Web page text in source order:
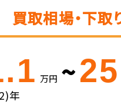
買取相場・下取
万円 ~
年